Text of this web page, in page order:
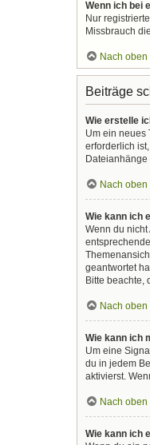
Wenn ich bei
Nur
Missbrauch
Nach oben
Beiträge
Wie erstelle
Um ein neues
erforderlich
Dateianhänge
Nach oben
Wie kann ich
Wenn du
geantwortet
Bitte beachte,
Nach oben
Wie kann ich
Um eine
du in jedem
aktivierst.
Nach oben
Wie kann ich